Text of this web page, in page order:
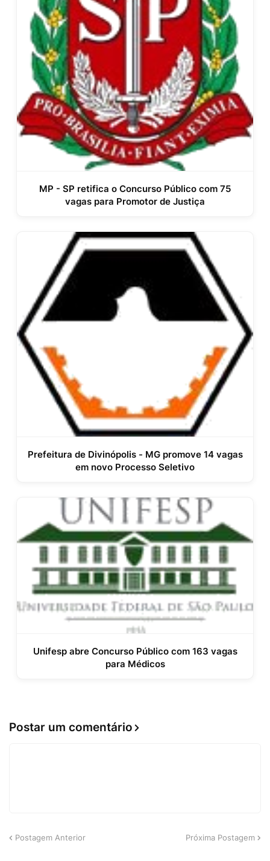
MP - SP retifica o Concurso Público com 75
vagas para Promotor de Justiça
Prefeitura de Divinópolis - MG promove 14 vagas
em novo Processo Seletivo
Unifesp abre Concurso Público com 163 vagas
para Médicos
Postar um comentário
Postagem Anterior Próxima Postagem